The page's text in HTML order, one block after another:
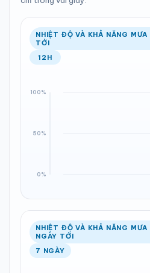
Ổn định
NHIỆT ĐỘ VÀ KHẢ NĂNG
TỚI
12H
NHIỆT ĐỘ VÀ KHẢ NĂNG
NGÀY TỚI
7 NGÀY